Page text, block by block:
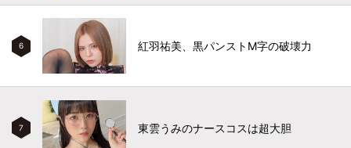
6 紅羽祐美、黒パンストM字の破壊力
7 東雲うみのナースコスは超大胆